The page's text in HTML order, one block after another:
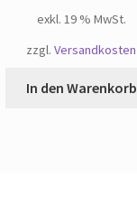
exkl. 19 % MwSt.
zzgl. Versandkosten
In den Warenkorb